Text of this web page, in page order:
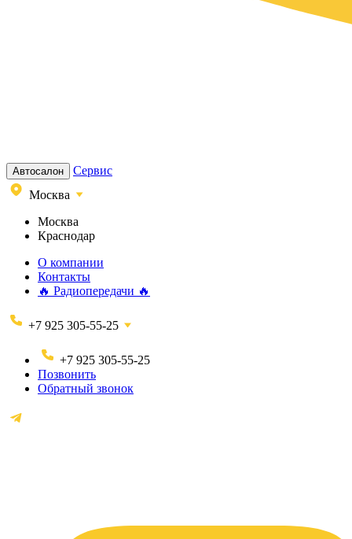
Автосалон
Сервис
Москва
Москва
Краснодар
О компании
Контакты
🔥 Радиопередачи 🔥
+7 925 305-55-25
+7 925 305-55-25
Позвонить
Обратный звонок